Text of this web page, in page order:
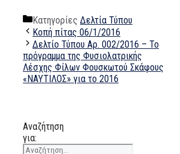
Κατηγορίες Δελτία Τύπου
Κοπή πίτας 06/1/2016
Δελτίο Τύπου Αρ. 002/2016 – Το
πρόγραμμα της Φυσιολατρικής
Λέσχης Φίλων Φουσκωτού Σκάφους
«ΝΑΥΤΙΛΟΣ» για το 2016
Αναζήτηση
για: